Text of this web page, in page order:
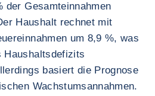
der Gesamteinnahmen
Haushalt rechnet mit
um 8,9 %, was
Haushaltsdefizits
basiert die Prognose
Wachstumsannahmen.